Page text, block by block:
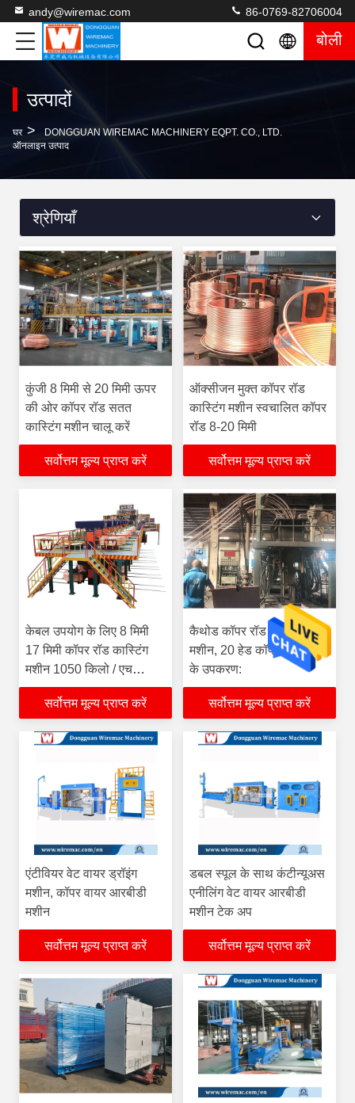
andy@wiremac.com 86-0769-82706004
बोली
उत्पादों
घर >
DONGGUAN WIREMAC MACHINERY EQPT. CO., LTD.
ऑनलाइन उत्पाद
श्रेणियाँ
कुंजी 8 मिमी से 20 मिमी ऊपर
की ओर कॉपर रॉड सतत
कास्टिंग मशीन चालू करें
सर्वोत्तम मूल्य प्राप्त करें
ऑक्सीजन मुक्त कॉपर रॉड
कास्टिंग मशीन स्वचालित कॉपर
रॉड 8-20 मिमी
सर्वोत्तम मूल्य प्राप्त करें
केबल उपयोग के लिए 8 मिमी
17 मिमी कॉपर रॉड कास्टिंग
मशीन 1050 किलो / एच
ऑक्सीजन मुक्त
सर्वोत्तम मूल्य प्राप्त करें
कैथोड कॉपर रॉड कास्टिंग
मशीन, 20 हेड कॉपर रॉड बनाने
के उपकरण:
सर्वोत्तम मूल्य प्राप्त करें
एंटीवियर वेट वायर ड्रॉइंग
मशीन, कॉपर वायर आरबीडी
मशीन
सर्वोत्तम मूल्य प्राप्त करें
डबल स्पूल के साथ कंटीन्यूअस
एनीलिंग वेट वायर आरबीडी
मशीन टेक अप
सर्वोत्तम मूल्य प्राप्त करें